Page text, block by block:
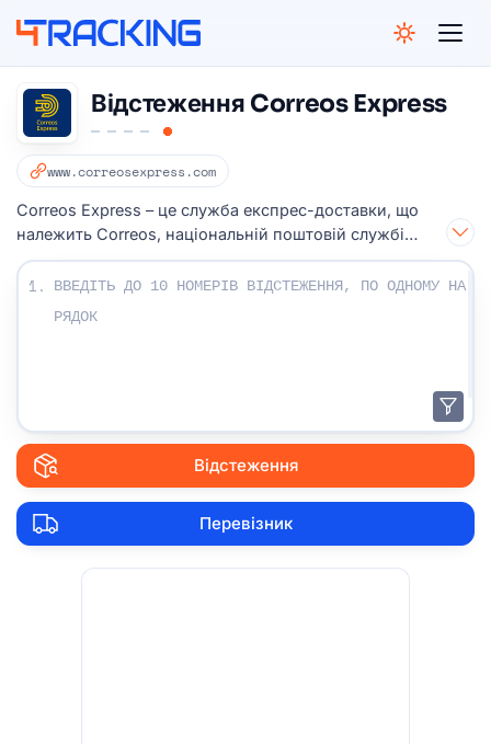
Відстеження Correos Express
www.correosexpress.com
Correos Express – це служба експрес-доставки, що
належить Correos, національній поштовій службі
Іспанії.
Введіть свої номери відстеження:
1.
Відстеження
Перевізник